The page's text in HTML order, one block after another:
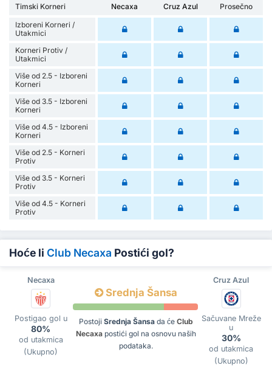
Timski Korneri Necaxa Cruz Azul
Prosečno
Izboreni Korneri /
Utakmici
Korneri Protiv /
Utakmici
Više od 2.5 - Izboreni
Korneri
Više od 3.5 - Izboreni
Korneri
Više od 4.5 - Izboreni
Korneri
Više od 2.5 - Korneri
Protiv
Više od 3.5 - Korneri
Protiv
Više od 4.5 - Korneri
Protiv
Hoće li Club Necaxa Postići gol?
Necaxa Cruz Azul
Postigao gol u
80%
od utakmica
(Ukupno)
Srednja Šansa
Postoji Srednja Šansa da će Club
Necaxa postići gol na osnovu naših
podataka.
Sačuvane Mreže
u
30%
od utakmica
(Ukupno)